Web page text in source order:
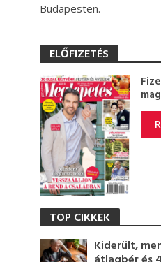
Budapesten.
ELŐFIZETÉS
TOP CIKKEK
Kiderült,